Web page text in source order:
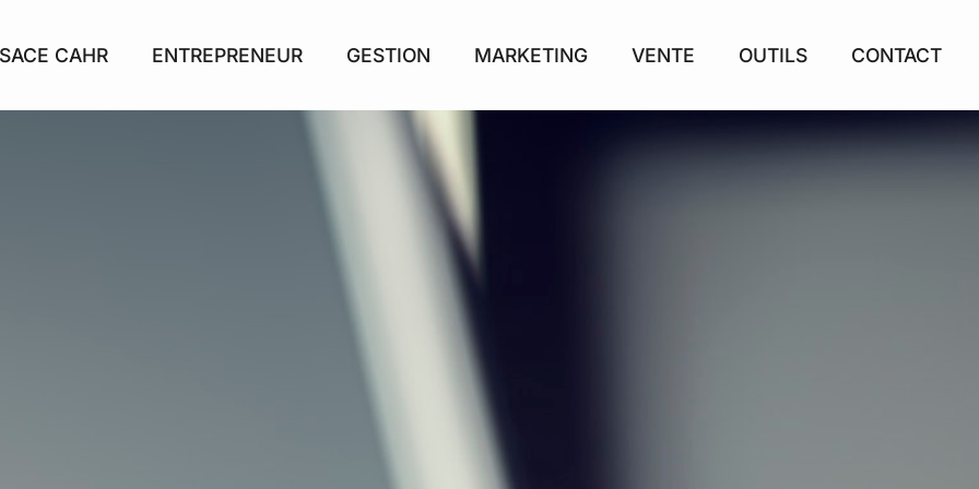
CAHR ENTREPRENEUR GESTION MARKETING VENTE OUTILS CONTACT